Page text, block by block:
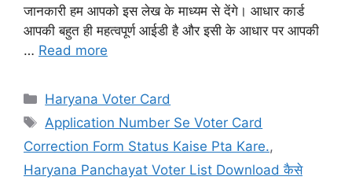
जानकारी हम आपको इस लेख के माध्यम से देंगे। आधार कार्ड
आपकी बहुत ही महत्वपूर्ण आईडी है और इसी के आधार पर आपकी
… Read more
Categories
Haryana Voter Card
Tags
Application Number Se Voter Card
Correction Form Status Kaise Pta Kare.,
Haryana Panchayat Voter List Download कैसे